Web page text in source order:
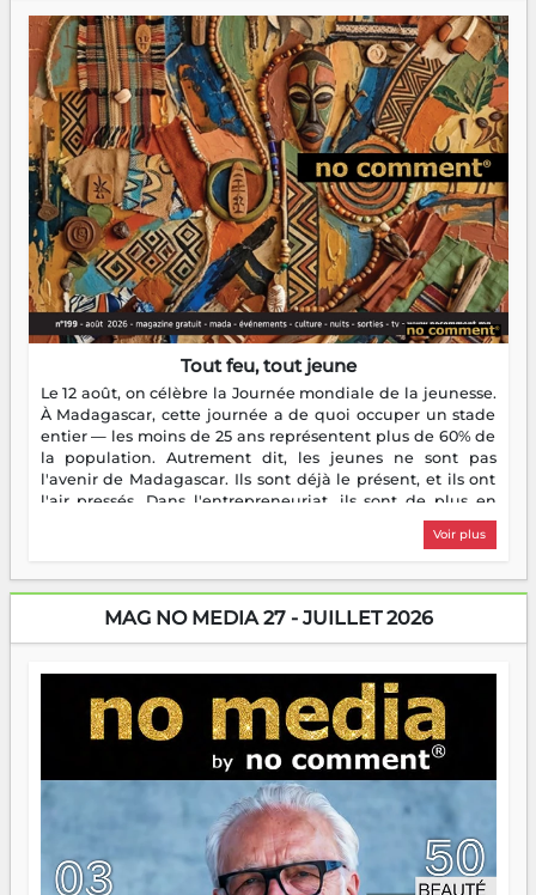
Tout feu, tout jeune
Le 12 août, on célèbre la Journée mondiale de la jeunesse.
À Madagascar, cette journée a de quoi occuper un stade
entier — les moins de 25 ans représentent plus de 60% de
la population. Autrement dit, les jeunes ne sont pas
l'avenir de Madagascar. Ils sont déjà le présent, et ils ont
l'air pressés. Dans l'entrepreneuriat, ils sont de plus en
plus nombreux à se lancer, à créer, à risquer — souvent
sans filet, souvent sans aide, mais toujours avec cette
dorment vraiment la nuit. En culture, les nouvelles sont
encore meilleures. Aina Rasamoelina vient de décrocher le
Prix RFI Instrumental Afrique. Miangaly Elia rafle le Prix
jeunes qui tiennent la torche. Alors oui, on pourrait
s'arrêter là, applaudir et rentrer chez soi satisfait. Mais ce
serait passer à côté d'une chose essentielle. La fougue, ça
brûle fort — et parfois, ça brûle vite. Une flamme sans
direction peut éclairer autant qu'elle peut consumer. C'est
là que les aînés entrent en scène — pas pour reprendre le
gouvernail, mais pour montrer où sont les récifs. Les jeunes
ont la force, les vieux ont l'expérience, comme on dit. Ce
n'est pas un combat de générations — c'est une question
d'équipage. Partagez vos réussites, mais aussi vos échecs.
Surtout vos échecs, d'ailleurs — ils enseignent mieux que
Voir plus
MAG NO MEDIA 27 - JUILLET 2026